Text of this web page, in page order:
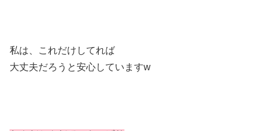
私は、これだけしてれば
大丈夫だろうと安心していますw